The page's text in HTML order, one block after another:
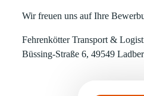
Wir freuen uns auf Ihre
Fehrenkötter Transport &
Büssing-Straße 6, 49549